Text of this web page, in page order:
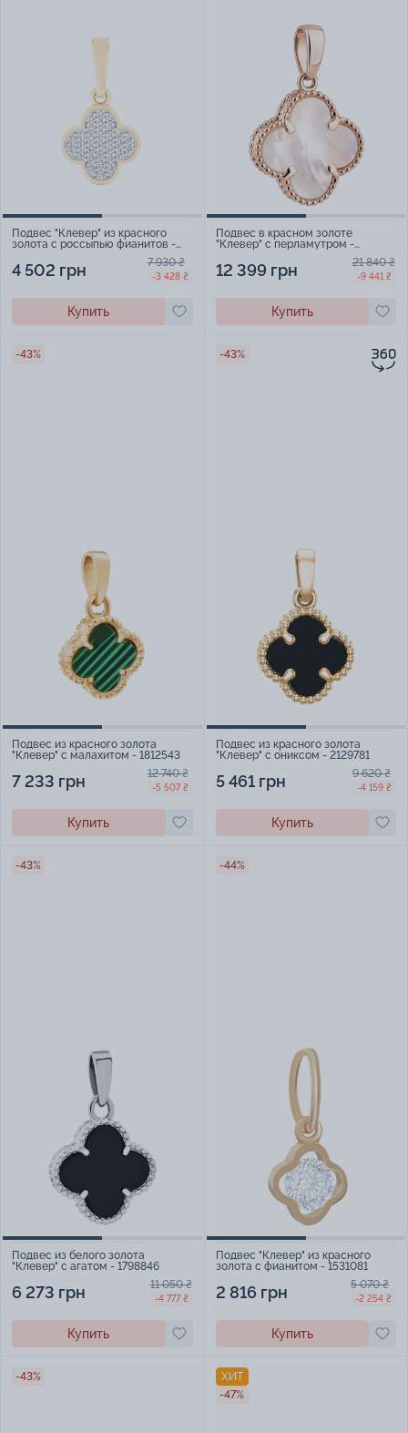
Подвес "Клевер" из красного
золота с россыпью фианитов -
4 502 грн 7 930 ₴
-3 428 ₴
Купить
Подвес в красном золоте
"Клевер" с перламутром -
12 399 грн 21 840 ₴
-9 441 ₴
Купить
-43%
Подвес из красного золота
"Клевер" с малахитом - 1812543
7 233 грн 12 740 ₴
-5 507 ₴
Купить
-43%
Подвес из красного золота
"Клевер" с ониксом - 2129781
5 461 грн 9 620 ₴
-4 159 ₴
Купить
-43%
Подвес из белого золота
"Клевер" с агатом - 1798846
6 273 грн 11 050 ₴
-4 777 ₴
Купить
-44%
Подвес "Клевер" из красного
золота с фианитом - 1531081
2 816 грн 5 070 ₴
-2 254 ₴
Купить
-43%
ХИТ
-47%